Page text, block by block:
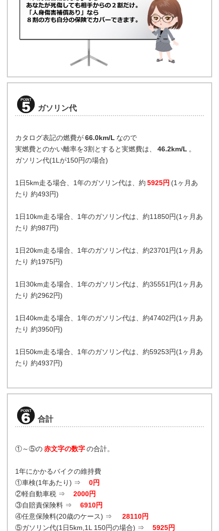
ガソリン代
カタログ表記の燃費が66.0km/L なので
実燃費とのかい離率を3割とすると実燃費は、
46.2km/L 。
ガソリン代(1Lが150円の場合)
1日5km走る場合、1年のガソリン代は、約 5925円 (1ヶ月あ
たり 約493円)
1日10km走る場合、1年のガソリン代は、約11850円(1ヶ月あ
たり 約987円)
1日20km走る場合、1年のガソリン代は、約23701円(1ヶ月あ
たり 約1975円)
1日30km走る場合、1年のガソリン代は、約35551円(1ヶ月あ
たり 約2962円)
1日40km走る場合、1年のガソリン代は、約47402円(1ヶ月あ
たり 約3950円)
1日50km走る場合、1年のガソリン代は、約59253円(1ヶ月あ
たり 約4937円)
合計
①～⑤の赤文字の数字の合計。
1年にかかるバイクの維持費
①車検(1年あたり) ⇒
0円
②軽自動車税 ⇒
2000円
③自賠責保険料 ⇒
6910円
④任意保険料(20歳のケース) ⇒
28110円
⑤ガソリン代(1日5km,1L 150円の場合) ⇒
5925円